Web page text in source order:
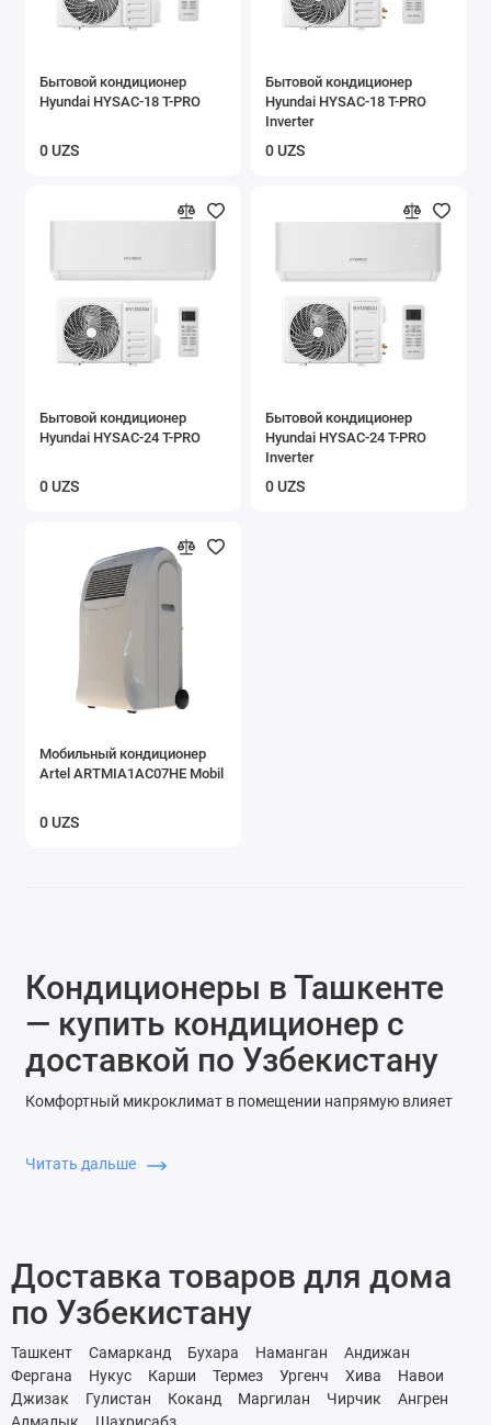
Бытовой кондиционер
Hyundai HYSAC-18 T-PRO
0 UZS
Бытовой кондиционер
Hyundai HYSAC-18 T-PRO
Inverter
0 UZS
Бытовой кондиционер
Hyundai HYSAC-24 T-PRO
0 UZS
Бытовой кондиционер
Hyundai HYSAC-24 T-PRO
Inverter
0 UZS
Мобильный кондиционер
Artel ARTMIA1AС07HE Mobil
0 UZS
Кондиционеры в Ташкенте
— купить кондиционер с
доставкой по Узбекистану
Комфортный микроклимат в помещении напрямую влияет
становится необходимым элементом бытовой техники, а не
энергоэффективности.
Покупатели, которые планируют кондиционер купить
Ташкент, обращают внимание не только на цену, но и на
стабильность работы, уровень шума и удобство
управления. Кондиционеры интернет-магазин Узбекистан от
Читать дальше
Доставка товаров для дома
по Узбекистану
Ташкент Самарканд Бухара Наманган
Андижан
Фергана
Нукус Карши Термез Ургенч Хива
Навои
Джизак
Гулистан Коканд Маргилан Чирчик
Ангрен